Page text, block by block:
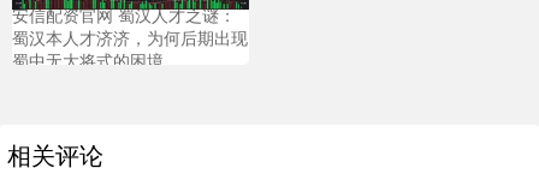
安信配资官网 蜀汉人才之谜：
蜀汉本人才济济，为何后期出现
蜀中无大将式的困境
相关评论